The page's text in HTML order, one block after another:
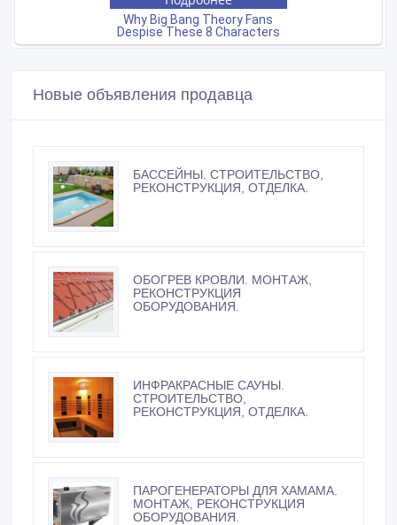
Новые объявления продавца
БАССЕЙНЫ. СТРОИТЕЛЬСТВО,
РЕКОНСТРУКЦИЯ, ОТДЕЛКА.
ОБОГРЕВ КРОВЛИ. МОНТАЖ,
РЕКОНСТРУКЦИЯ
ОБОРУДОВАНИЯ.
ИНФРАКРАСНЫЕ САУНЫ.
СТРОИТЕЛЬСТВО,
РЕКОНСТРУКЦИЯ, ОТДЕЛКА.
ПАРОГЕНЕРАТОРЫ ДЛЯ ХАМАМА.
МОНТАЖ, РЕКОНСТРУКЦИЯ
ОБОРУДОВАНИЯ.